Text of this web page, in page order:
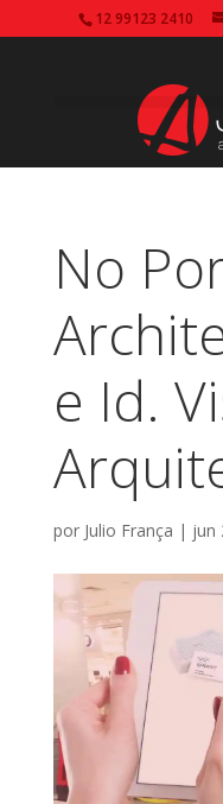
12 99123 2410
No
e Id.
por Julio França | jun